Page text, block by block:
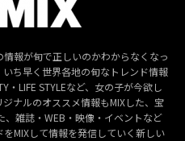
報が旬で正しいのかわからなくなっ
ち早く世界各地の旬なトレンド情報
・LIFE STYLEなど、女の子が今欲し
ナルのオススメ情報もMIXした、宝
雑誌・WEB・映像・イベントなど
MIXして情報を発信していく新しい